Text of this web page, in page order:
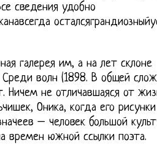
сведения удобно
галерея им, а на лет склоне
волн (1898. В общей
Ничем не отличавшаяся от
Оника, когда его
– человек большой
времен южной ссылки поэта.